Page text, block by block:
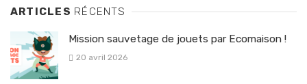
ARTICLES RÉCENTS
Mission sauvetage de jouets par Ecomaison !
20 avril 2026